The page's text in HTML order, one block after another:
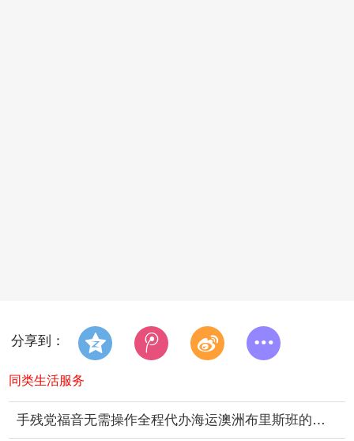
分享到：
同类生活服务
手残党福音无需操作全程代办海运澳洲布里斯班的澳洲海运专线